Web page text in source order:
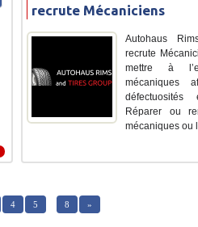
recrute Mécaniciens
Autohaus
recrute
mettre à
mécaniques
Réparer ou
mécaniques ou
4 5 8 »